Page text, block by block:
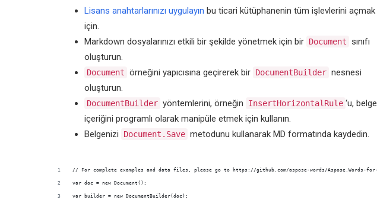
Lisans anahtarlarınızı uygulayın bu ticari kütüphanenin tüm işlevlerini açmak
için.
Markdown dosyalarınızı etkili bir şekilde yönetmek için bir Document sınıfı
oluşturun.
Document örneğini yapıcısına geçirerek bir DocumentBuilder nesnesi
oluşturun.
DocumentBuilder yöntemlerini, örneğin InsertHorizontalRule ‘u, belge
içeriğini programlı olarak manipüle etmek için kullanın.
Belgenizi
Document.Save metodunu kullanarak MD formatında kaydedin.